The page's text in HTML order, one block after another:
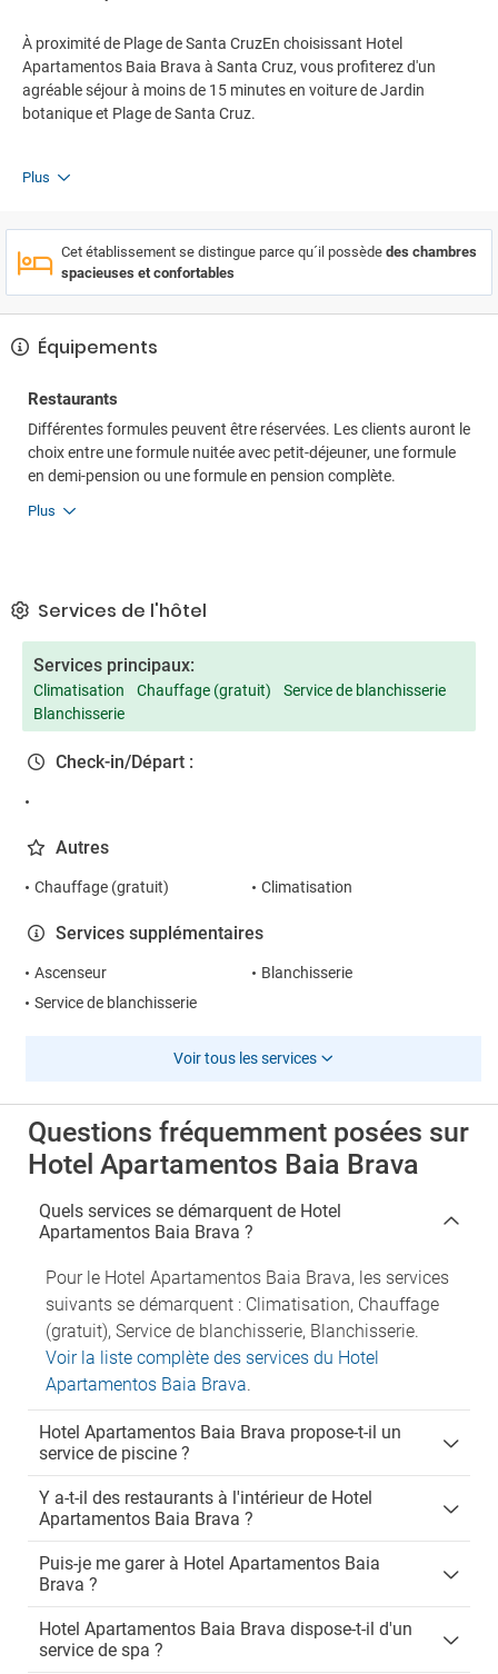
À proximité de Plage de Santa CruzEn choisissant Hotel
Apartamentos Baia Brava à Santa Cruz, vous profiterez d'un
agréable séjour à moins de 15 minutes en voiture de Jardin
botanique et Plage de Santa Cruz.
Plus
Cet établissement se distingue parce qu´il possède des chambres
spacieuses et confortables
Équipements
Restaurants
Différentes formules peuvent être réservées. Les clients auront le
choix entre une formule nuitée avec petit-déjeuner, une formule
en demi-pension ou une formule en pension complète.
Plus
Services de l'hôtel
Services principaux:
Climatisation Chauffage (gratuit)
Service de blanchisserie
Blanchisserie
Check-in/Départ :
Autres
Chauffage (gratuit) Climatisation
Services supplémentaires
Ascenseur
Blanchisserie
Service de blanchisserie
Voir tous les services
Questions fréquemment posées sur
Hotel Apartamentos Baia Brava
Quels services se démarquent de Hotel
Apartamentos Baia Brava ?
Pour le Hotel Apartamentos Baia Brava, les services
suivants se démarquent : Climatisation, Chauffage
(gratuit), Service de blanchisserie, Blanchisserie.
Voir la liste complète des services du Hotel
Apartamentos Baia Brava.
Hotel Apartamentos Baia Brava propose-t-il un
service de piscine ?
Y a-t-il des restaurants à l'intérieur de Hotel
Apartamentos Baia Brava ?
Puis-je me garer à Hotel Apartamentos Baia
Brava ?
Hotel Apartamentos Baia Brava dispose-t-il d'un
service de spa ?